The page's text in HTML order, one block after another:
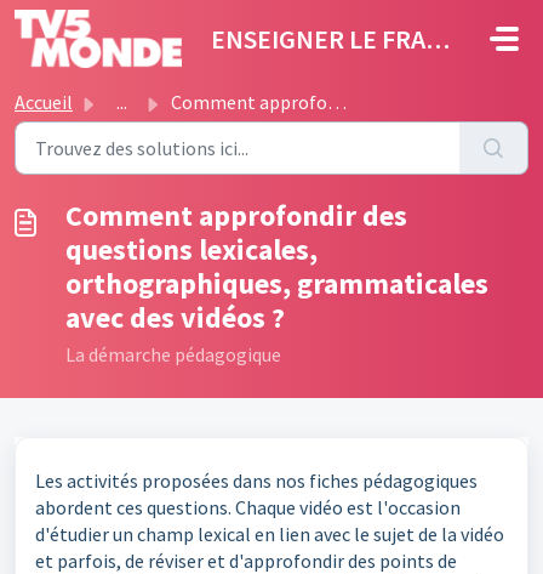
Passer au contenu principal
ENSEIGNER LE FRANÇAIS
Accueil ... Comment approfondir des questions lexicales, orthographiq...
Comment approfondir des
questions lexicales,
orthographiques, grammaticales
avec des vidéos ?
La démarche pédagogique
Les activités proposées dans nos fiches pédagogiques
abordent ces questions. Chaque vidéo est l'occasion
d'étudier un champ lexical en lien avec le sujet de la vidéo
et parfois, de réviser et d'approfondir des points de